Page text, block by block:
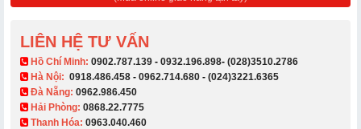
LIÊN HỆ TƯ VẤN
​ Hồ Chí Minh: 0902.787.139 - 0932.196.898- (028)3510.2786
Hà Nội: 0918.486.458 - 0962.714.680 - (024)3221.6365
Đà Nẵng: 0962.986.450
Hải Phòng: 0868.22.7775
Thanh Hóa: 0963.040.460